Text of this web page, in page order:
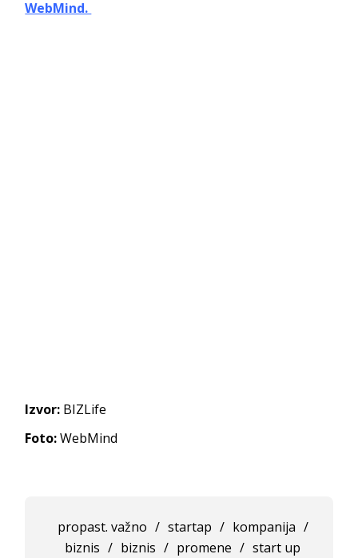
WebMind.
Izvor: BIZLife
Foto:WebMind
propast. važno / startap / kompanija /
biznis / biznis / promene / start up